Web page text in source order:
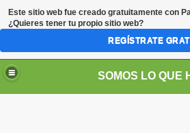
SOMOS LO QUE
Este sitio web fue creado gratuitamente con
¿Quieres tener tu propio sitio web?
REGÍSTRATE